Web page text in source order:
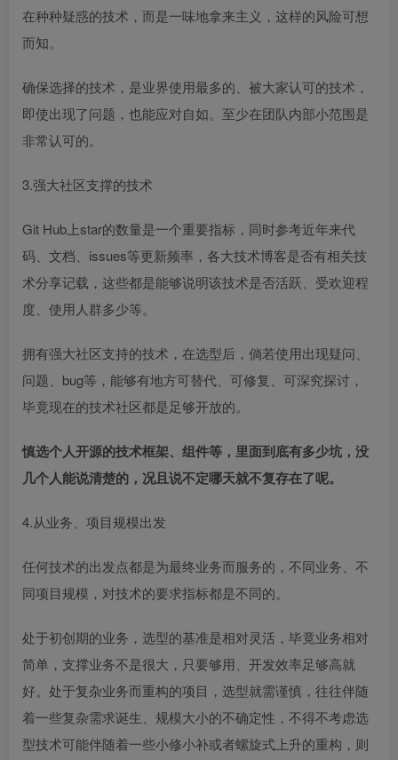
在种种疑惑的技术，而是一味地拿来主义，这样的风险可想
而知。
确保选择的技术，是业界使用最多的、被大家认可的技术，
即使出现了问题，也能应对自如。至少在团队内部小范围是
非常认可的。
3.强大社区支撑的技术
Git Hub上star的数量是一个重要指标，同时参考近年来代
码、文档、issues等更新频率，各大技术博客是否有相关技
术分享记载，这些都是能够说明该技术是否活跃、受欢迎程
度、使用人群多少等。
拥有强大社区支持的技术，在选型后，倘若使用出现疑问、
问题、bug等，能够有地方可替代、可修复、可深究探讨，
毕竟现在的技术社区都是足够开放的。
慎选个人开源的技术框架、组件等，里面到底有多少坑，没
几个人能说清楚的，况且说不定哪天就不复存在了呢。
4.从业务、项目规模出发
任何技术的出发点都是为最终业务而服务的，不同业务、不
同项目规模，对技术的要求指标都是不同的。
处于初创期的业务，选型的基准是相对灵活，毕竟业务相对
简单，支撑业务不是很大，只要够用、开发效率足够高就
好。处于复杂业务而重构的项目，选型就需谨慎，往往伴随
着一些复杂需求诞生、规模大小的不确定性，不得不考虑选
型技术可能伴随着一些小修小补或者螺旋式上升的重构，则